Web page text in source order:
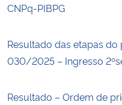
CNPq-PIBPG
Resultado das etapas do
030/2025 – Ingresso
Resultado – Ordem de